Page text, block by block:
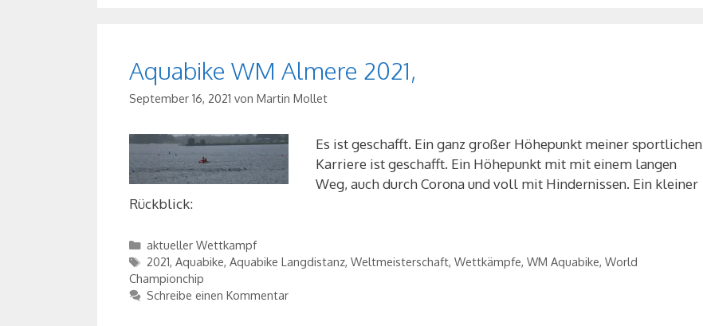
Aquabike WM Almere 2021,
September 16, 2021 von Martin Mollet
Es ist geschafft. Ein ganz großer Höhepunkt meiner sportlichen
Karriere ist geschafft. Ein Höhepunkt mit mit einem langen
Weg, auch durch Corona und voll mit Hindernissen. Ein kleiner
Rückblick:
Kategorien
aktueller Wettkampf
Schlagwörter
2021, Aquabike, Aquabike Langdistanz, Weltmeisterschaft, Wettkämpfe, WM Aquabike, World
Championchip
Schreibe einen Kommentar